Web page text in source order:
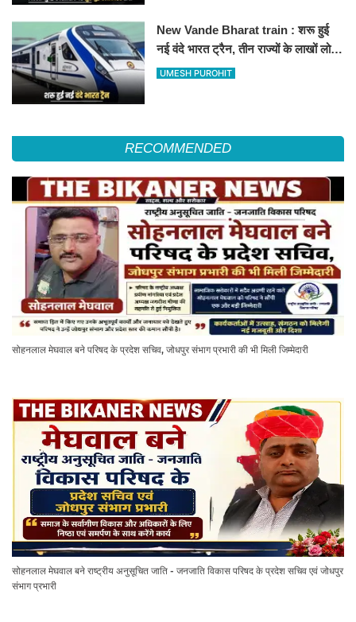
New Vande Bharat train : शरू हुई
नई वंदे भारत ट्रैन, तीन राज्यों के लाखों लोगों
का सफर होगा आसान, देखें पूरा रूटमैप
UMESH PUROHIT
RECOMMENDED
सोहनलाल मेघवाल बने परिषद के प्रदेश सचिव, जोधपुर संभाग प्रभारी की भी मिली जिम्मेदारी
सोहनलाल मेघवाल बने राष्ट्रीय अनुसूचित जाति - जनजाति विकास परिषद के प्रदेश सचिव एवं जोधपुर
संभाग प्रभारी